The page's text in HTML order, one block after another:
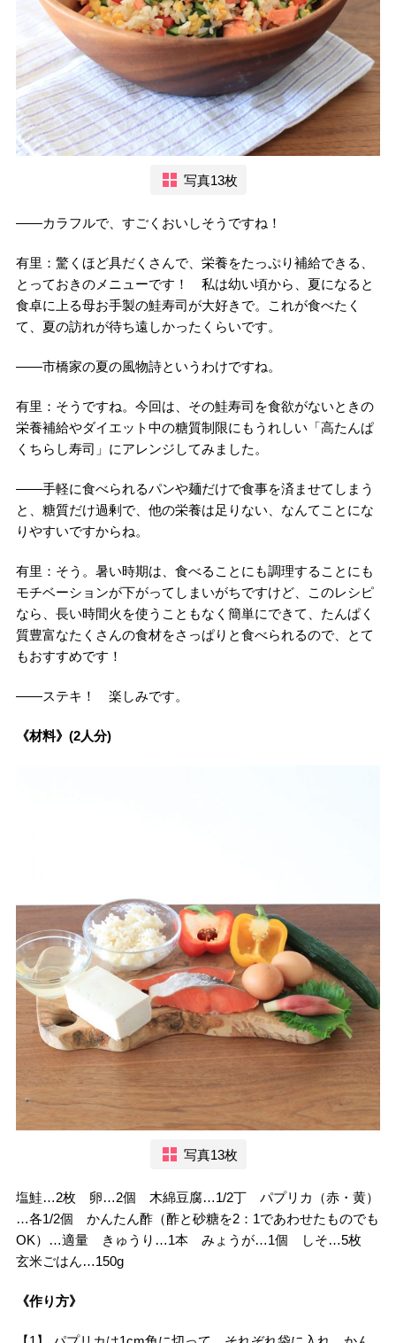
写真13枚
――カラフルで、すごくおいしそうですね！
有里：驚くほど具だくさんで、栄養をたっぷり補給できる、
とっておきのメニューです！ 私は幼い頃から、夏になると
食卓に上る母お手製の鮭寿司が大好きで。これが食べたく
て、夏の訪れが待ち遠しかったくらいです。
――市橋家の夏の風物詩というわけですね。
有里：そうですね。今回は、その鮭寿司を食欲がないときの
栄養補給やダイエット中の糖質制限にもうれしい「高たんぱ
くちらし寿司」にアレンジしてみました。
――手軽に食べられるパンや麺だけで食事を済ませてしまう
と、糖質だけ過剰で、他の栄養は足りない、なんてことにな
りやすいですからね。
有里：そう。暑い時期は、食べることにも調理することにも
モチベーションが下がってしまいがちですけど、このレシピ
なら、長い時間火を使うこともなく簡単にできて、たんぱく
質豊富なたくさんの食材をさっぱりと食べられるので、とて
もおすすめです！
――ステキ！ 楽しみです。
《材料》(2人分)
写真13枚
塩鮭…2枚 卵…2個 木綿豆腐…1/2丁 パプリカ（赤・黄）
…各1/2個 かんたん酢（酢と砂糖を2：1であわせたものでも
OK）…適量 きゅうり…1本 みょうが…1個 しそ…5枚
玄米ごはん…150g
《作り方》